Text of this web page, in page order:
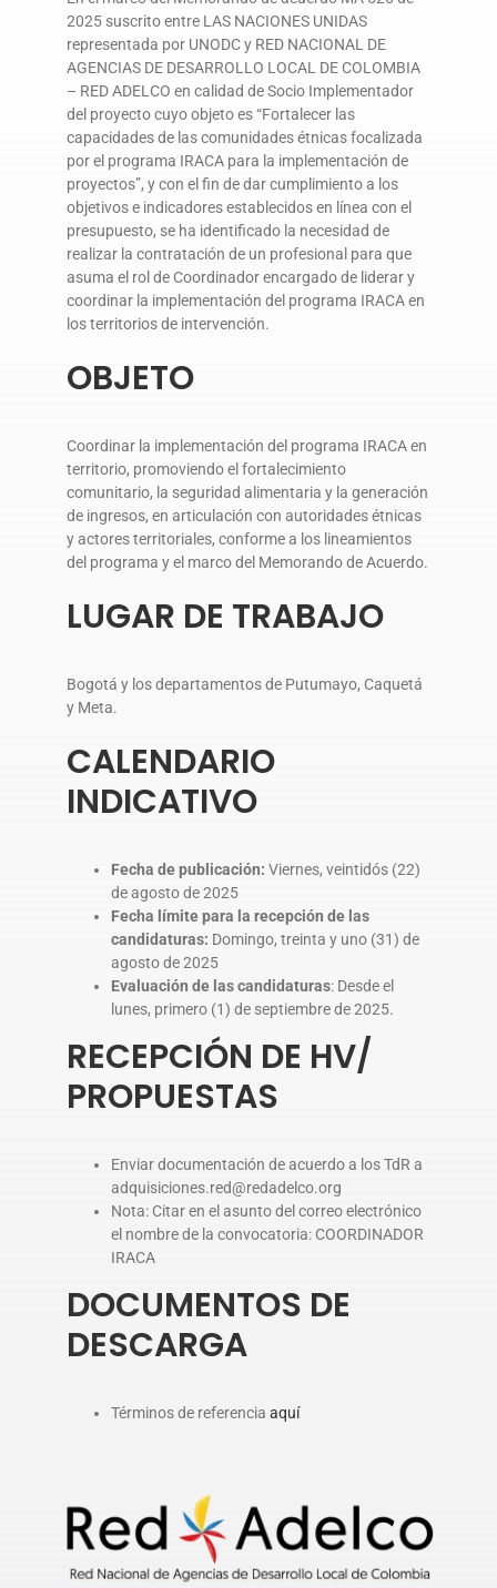
DONA AQUÍ
2025 suscrito entre LAS NACIONES UNIDAS
representada por UNODC y RED NACIONAL DE
AGENCIAS DE DESARROLLO LOCAL DE COLOMBIA
– RED ADELCO en calidad de Socio Implementador
del proyecto cuyo objeto es “Fortalecer las
capacidades de las comunidades étnicas focalizada
por el programa IRACA para la implementación de
proyectos”, y con el fin de dar cumplimiento a los
objetivos e indicadores establecidos en línea con el
presupuesto, se ha identificado la necesidad de
realizar la contratación de un profesional para que
asuma el rol de Coordinador encargado de liderar y
coordinar la implementación del programa IRACA en
los territorios de intervención.
OBJETO
Coordinar la implementación del programa IRACA en
territorio, promoviendo el fortalecimiento
comunitario, la seguridad alimentaria y la generación
de ingresos, en articulación con autoridades étnicas
y actores territoriales, conforme a los lineamientos
del programa y el marco del Memorando de Acuerdo.
LUGAR DE TRABAJO
Bogotá y los departamentos de Putumayo, Caquetá
y Meta.
CALENDARIO
INDICATIVO
Fecha de publicación: Viernes, veintidós (22)
de agosto de 2025
Fecha límite para la recepción de las
candidaturas: Domingo, treinta y uno (31) de
agosto de 2025
Evaluación de las candidaturas: Desde el
lunes, primero (1) de septiembre de 2025.
RECEPCIÓN DE HV/
PROPUESTAS
Enviar documentación de acuerdo a los TdR a
adquisiciones.red@redadelco.org
Nota: Citar en el asunto del correo electrónico
el nombre de la convocatoria: COORDINADOR
IRACA
DOCUMENTOS DE
DESCARGA
Términos de referencia aquí